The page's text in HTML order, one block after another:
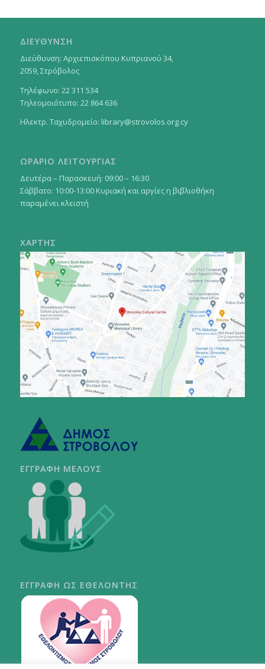
ΔΙΕΥΘΥΝΣΗ
Διεύθυνση: Αρχιεπισκόπου Κυπριανού 34,
2059, Στρόβολος
Τηλέφωνο: 22 311 534
Τηλεομοιότυπο: 22 864 636
Ηλεκτρ. Ταχυδρομείο: library@strovolos.org.cy
ΩΡΑΡΙΟ ΛΕΙΤΟΥΡΓΙΑΣ
Δευτέρα – Παρασκευή: 09:00 – 16:30
Σάββατο: 10:00-13:00 Κυριακή και αργίες η βιβλιοθήκη
παραμένει κλειστή
ΧΑΡΤΗΣ
ΕΓΓΡΑΦΗ ΜΕΛΟΥΣ
ΕΓΓΡΑΦΗ ΩΣ ΕΘΕΛΟΝΤΗΣ